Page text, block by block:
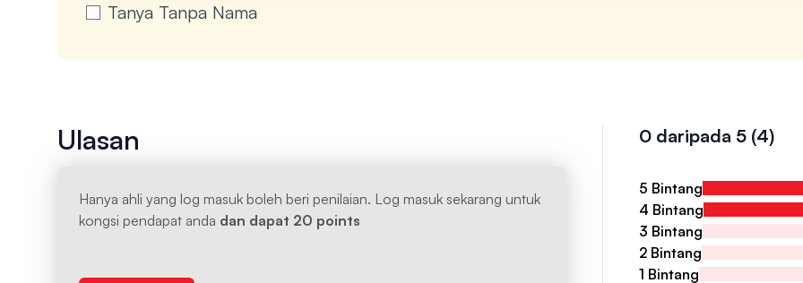
Tanya Tanpa Nama
Ulasan
Hanya ahli yang log masuk boleh beri penilaian. Log masuk sekarang untuk
kongsi pendapat anda dan dapat 20 points
0 daripada 5 (4)
5 Bintang
4 Bintang
3 Bintang
2 Bintang
1 Bintang